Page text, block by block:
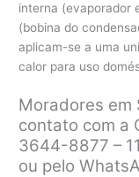
interna (evaporador
(bobina do
aplicam-se a uma
calor para uso
Moradores em
contato com a
3644-8877 –
ou pelo